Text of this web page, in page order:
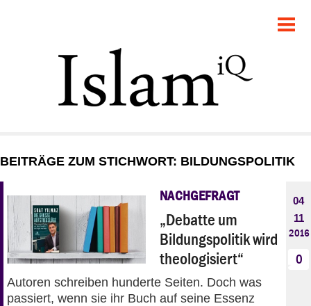
GESELLSCHAFT
STARTSEITE
DEBATTE
PANORAMA
BEITRÄGE ZUM STICHWORT: BILDUNGSPOLITIK
NACHGEFRAGT
„Debatte um
Bildungspolitik wird
theologisiert“
Autoren schreiben hunderte Seiten. Doch was
passiert, wenn sie ihr Buch auf seine Essenz
04
11
2016
0